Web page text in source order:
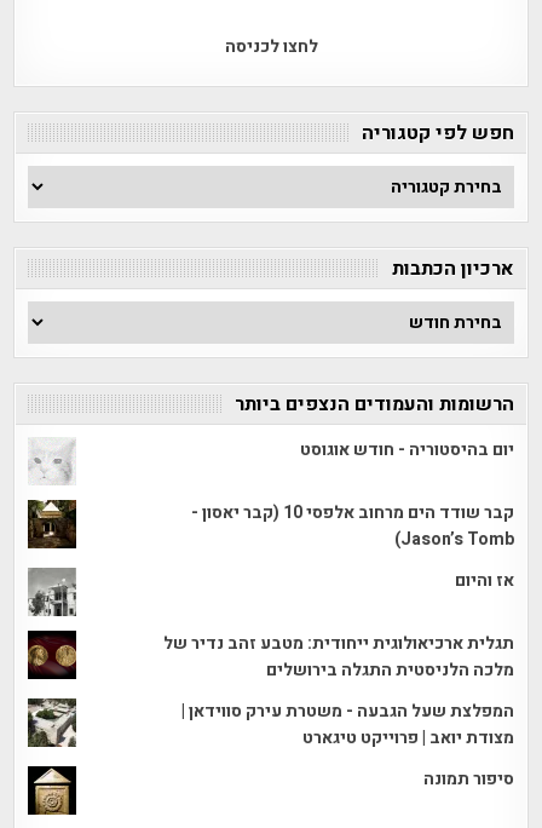
לחצו לכניסה
חפש לפי קטגוריה
חפש
לפי
ארכיון הכתבות
ארכיון
הכתבות
הרשומות והעמודים הנצפים ביותר
יום בהיסטוריה - חודש אוגוסט
קבר שודד הים מרחוב אלפסי 10 (קבר יאסון -
Jason’s Tomb)
אז והיום
תגלית ארכיאולוגית ייחודית: מטבע זהב נדיר של
מלכה הלניסטית התגלה בירושלים
המפלצת שעל הגבעה - משטרת עירק סווידאן |
מצודת יואב | פרוייקט טיגארט
סיפור תמונה